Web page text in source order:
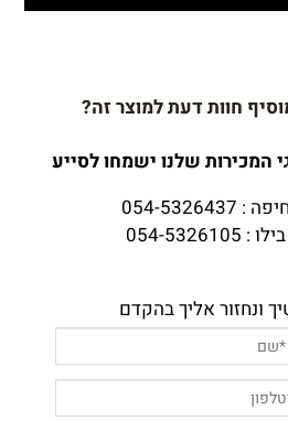
חוות דעת למוצר זה?
המכירות שלנו ישמחו לסייע
5326437
5326105
ונחזור אליך בהקדם